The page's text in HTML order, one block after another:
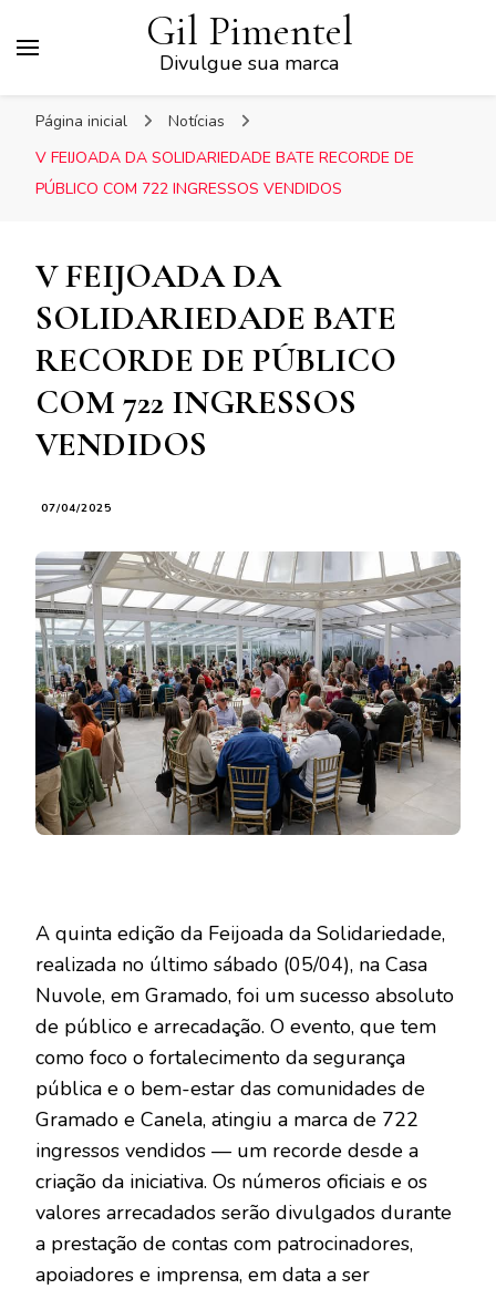
Gil Pimentel
Divulgue sua marca
Página inicial
Notícias
V FEIJOADA DA SOLIDARIEDADE BATE RECORDE DE
PÚBLICO COM 722 INGRESSOS VENDIDOS
V FEIJOADA DA
SOLIDARIEDADE BATE
RECORDE DE PÚBLICO
COM 722 INGRESSOS
VENDIDOS
07/04/2025
A quinta edição da Feijoada da Solidariedade,
realizada no último sábado (05/04), na Casa
Nuvole, em Gramado, foi um sucesso absoluto
de público e arrecadação. O evento, que tem
como foco o fortalecimento da segurança
pública e o bem-estar das comunidades de
Gramado e Canela, atingiu a marca de 722
ingressos vendidos — um recorde desde a
criação da iniciativa. Os números oficiais e os
valores arrecadados serão divulgados durante
a prestação de contas com patrocinadores,
apoiadores e imprensa, em data a ser